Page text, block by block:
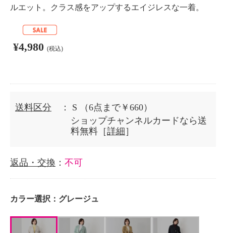
ルエット。クラス感をアップするエイジレスな一着。
¥4,980 (税込)
送料区分 ： S
（6点まで￥660）
ショップチャンネルカードなら送
料無料［詳細 ］
返品・交換 ： 不可
カラー選択： グレージュ